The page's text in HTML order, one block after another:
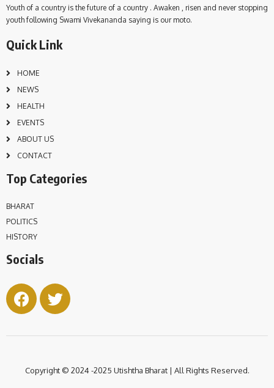
Youth of a country is the future of a country . Awaken , risen and never stopping
youth following Swami Vivekananda saying is our moto.
Quick Link
HOME
NEWS
HEALTH
EVENTS
ABOUT US
CONTACT
Top Categories
BHARAT
POLITICS
HISTORY
Socials
Copyright © 2024 -2025 Utishtha Bharat | All Rights Reserved.